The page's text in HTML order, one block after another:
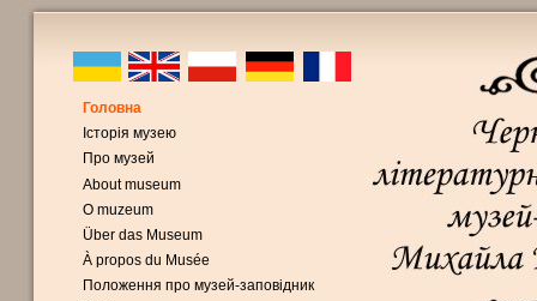
Головна
Історія музею
Про музей
About museum
O muzeum
Über das Museum
À propos du Musée
Положення про музей-заповідник